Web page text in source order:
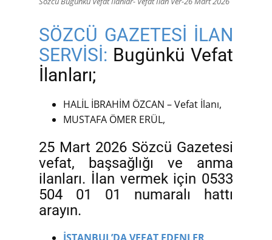
SÖZCÜ GAZETESİ İLAN
SERVİSİ: Bugünkü Vefat
İlanları;
HALİL İBRAHİM ÖZCAN – Vefat İlanı,
MUSTAFA ÖMER ERÜL,
25 Mart 2026 Sözcü Gazetesi
vefat, başsağlığı ve anma
ilanları. İlan vermek için 0533
504 01 01 numaralı hattı
arayın.